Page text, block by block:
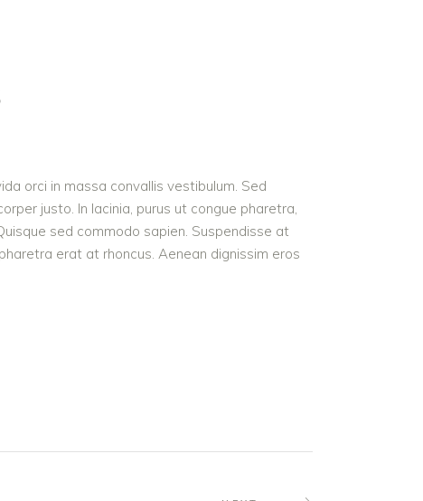
orci in massa convallis vestibulum. Sed
justo. In lacinia, purus ut congue pharetra,
sed commodo sapien. Suspendisse at
erat at rhoncus. Aenean dignissim eros